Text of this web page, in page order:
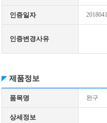
인증일자
인증변경사유
제품정보
품목명 완구
상세정보